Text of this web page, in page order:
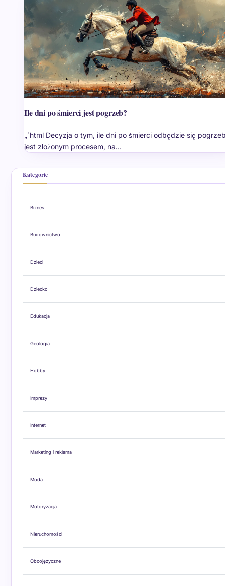
Ile dni po śmierci jest pogrzeb?
„`html Decyzja o tym, ile dni po śmierci odbędzie się
jest złożonym procesem, na…
Kategorie
Biznes
Budownictwo
Dzieci
Dziecko
Edukacja
Geologia
Hobby
Imprezy
Internet
Marketing i reklama
Moda
Motoryzacja
Nieruchomości
Obcojęzyczne